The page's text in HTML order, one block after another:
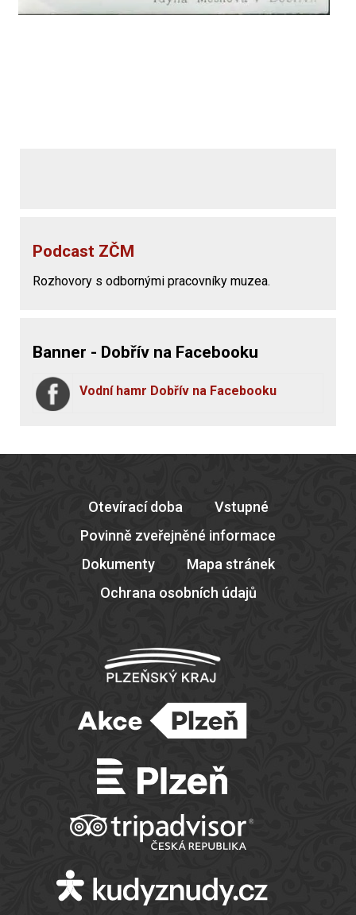
Podcast ZČM
Rozhovory s odbornými pracovníky muzea.
Banner - Dobřív na Facebooku
Vodní hamr Dobřív na Facebooku
Otevírací doba
Vstupné
Povinně zveřejněné informace
Dokumenty
Mapa stránek
Ochrana osobních údajů